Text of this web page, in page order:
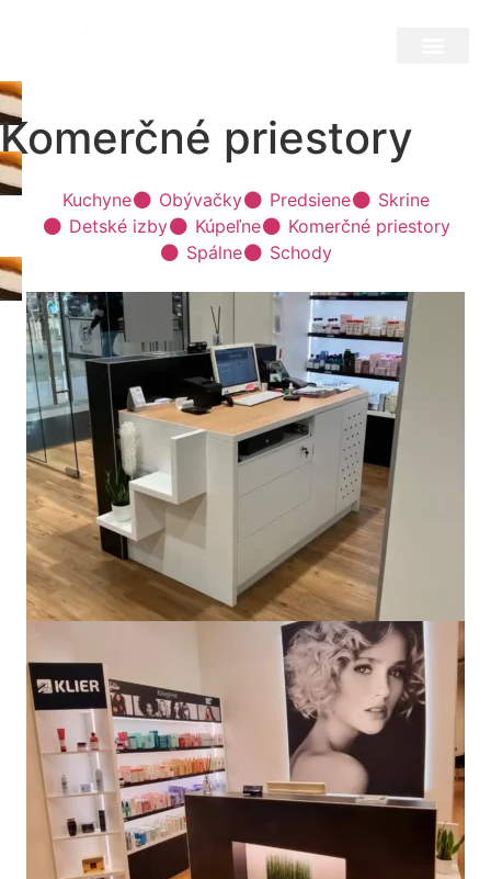
Komerčné priestory
Kuchyne Obývačky Predsiene
Skrine
Detské izby
Kúpeľne
Komerčné priestory
Spálne
Schody